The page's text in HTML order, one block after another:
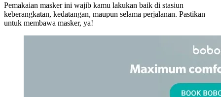
Pemakaian masker ini wajib kamu lakukan baik di stasiun
keberangkatan, kedatangan, maupun selama perjalanan. Pastikan
untuk membawa masker, ya!